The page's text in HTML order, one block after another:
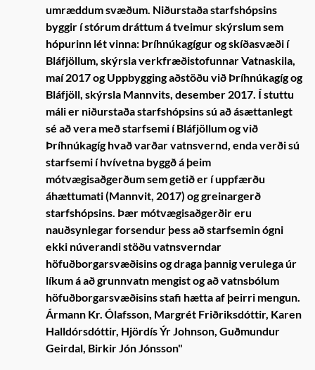
umræddum svæðum. Niðurstaða starfshópsins
byggir í stórum dráttum á tveimur skýrslum sem
hópurinn lét vinna: Þríhnúkagígur og skíðasvæði í
Bláfjöllum, skýrsla verkfræðistofunnar Vatnaskila,
maí 2017 og Uppbygging aðstöðu við Þríhnúkagíg og
Bláfjöll, skýrsla Mannvits, desember 2017. Í stuttu
máli er niðurstaða starfshópsins sú að ásættanlegt
sé að vera með starfsemi í Bláfjöllum og við
Þríhnúkagíg hvað varðar vatnsvernd, enda verði sú
starfsemi í hvívetna byggð á þeim
mótvægisaðgerðum sem getið er í uppfærðu
áhættumati (Mannvit, 2017) og greinargerð
starfshópsins. Þær mótvægisaðgerðir eru
nauðsynlegar forsendur þess að starfsemin ógni
ekki núverandi stöðu vatnsverndar
höfuðborgarsvæðisins og draga þannig verulega úr
líkum á að grunnvatn mengist og að vatnsbólum
höfuðborgarsvæðisins stafi hætta af þeirri mengun.
Ármann Kr. Ólafsson, Margrét Friðriksdóttir, Karen
Halldórsdóttir, Hjördís Ýr Johnson, Guðmundur
Geirdal, Birkir Jón Jónsson"